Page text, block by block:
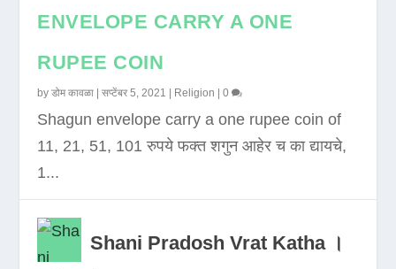
ENVELOPE CARRY A ONE
RUPEE COIN
byडोम कावळा |सप्टेंबर 5, 2021 Religion |0
Shagun envelope carry a one rupee coin of
11, 21, 51, 101 रुपये फक्त शगुन आहेर च का द्यायचे,
1...
Shani Pradosh Vrat Katha ।